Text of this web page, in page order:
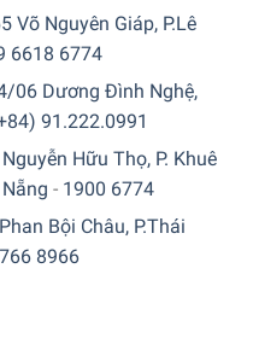
Võ Nguyên Giáp, P.Lê
6618 6774
06 Dương Đình Nghệ,
91.222.0991
Hữu Thọ, P. Khuê
- 1900 6774
Bội Châu, P.Thái
8966